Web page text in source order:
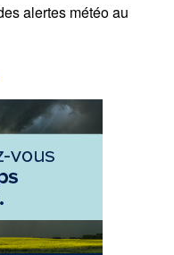
alertes météo au